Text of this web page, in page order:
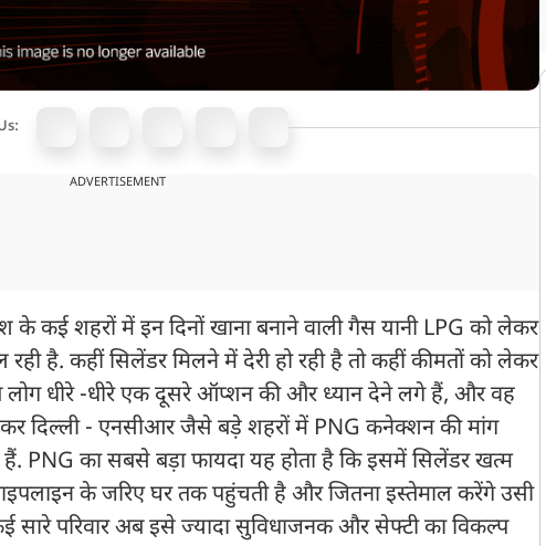
ADVERTISEMENT
के कई शहरों में इन दिनों खाना बनाने वाली गैस यानी LPG को लेकर
है. कहीं सिलेंडर मिलने में देरी हो रही है तो कहीं कीमतों को लेकर
लोग धीरे -धीरे एक दूसरे ऑप्शन की और ध्यान देने लगे हैं, और वह
दिल्ली - एनसीआर जैसे बड़े शहरों में PNG कनेक्शन की मांग
PNG का सबसे बड़ा फायदा यह होता है कि इसमें सिलेंडर खत्म
के जरिए घर तक पहुंचती है और जितना इस्तेमाल करेंगे उसी
सारे परिवार अब इसे ज्यादा सुविधाजनक और सेफ्टी का विकल्प